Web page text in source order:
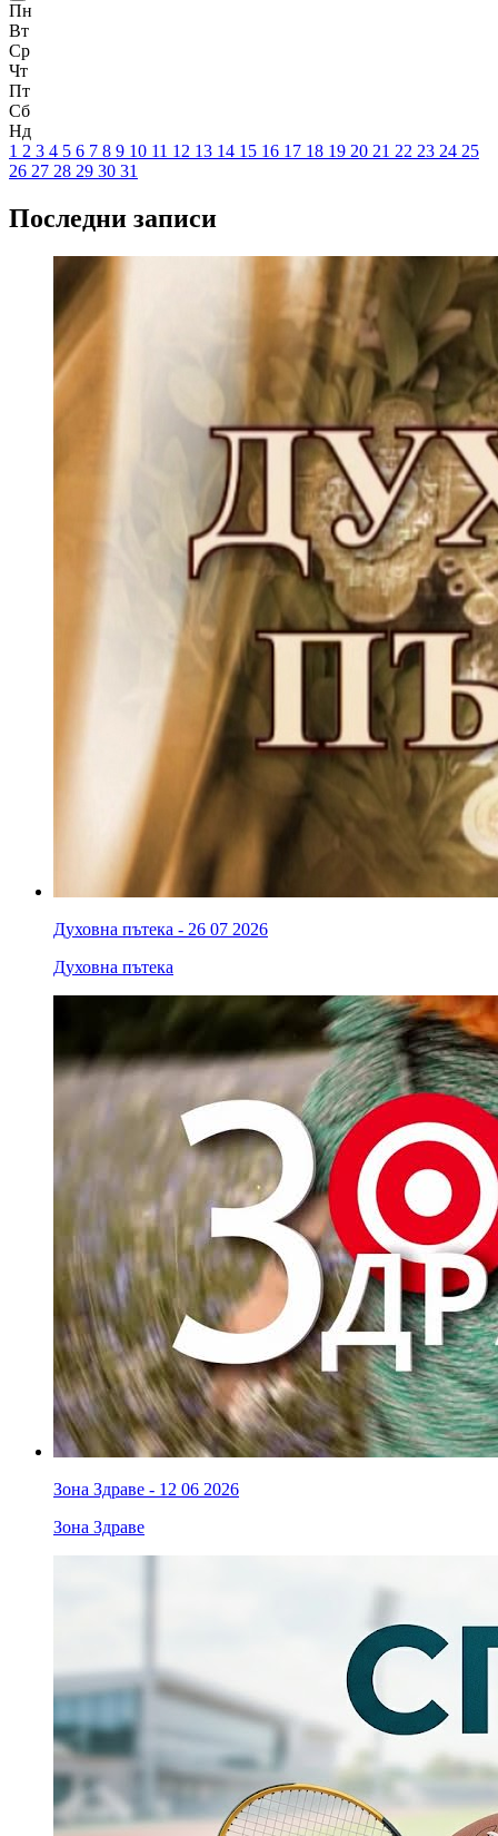
Пн
Вт
Ср
Чт
Пт
Сб
Нд
1 2 3 4 5 6 7 8 9 10 11 12 13 14 15 16 17 18 19 20 21 22 23 24 25
26 27 28 29 30 31
Последни записи
Духовна пътека - 26 07 2026
Духовна пътека
Зона Здраве - 12 06 2026
Зона Здраве